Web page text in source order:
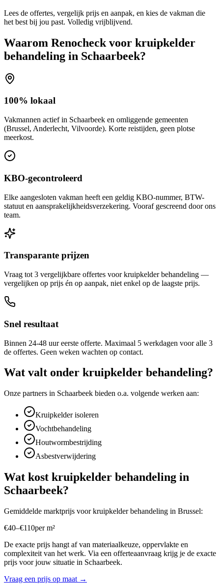
Lees de offertes, vergelijk prijs en aanpak, en kies de vakman die
het best bij jou past. Volledig vrijblijvend.
Waarom Renocheck voor kruipkelder
behandeling in Schaarbeek?
100% lokaal
Vakmannen actief in Schaarbeek en omliggende gemeenten
(Brussel, Anderlecht, Vilvoorde). Korte reistijden, geen plotse
meerkost.
KBO-gecontroleerd
Elke aangesloten vakman heeft een geldig KBO-nummer, BTW-
statuut en aansprakelijkheidsverzekering. Vooraf gescreend door ons
team.
Transparante prijzen
Vraag tot 3 vergelijkbare offertes voor kruipkelder behandeling —
vergelijken op prijs én op aanpak, niet enkel op de laagste prijs.
Snel resultaat
Binnen 24-48 uur eerste offerte. Maximaal 5 werkdagen voor alle 3
de offertes. Geen weken wachten op contact.
Wat valt onder kruipkelder behandeling?
Onze partners in Schaarbeek bieden o.a. volgende werken aan:
Kruipkelder isoleren
Vochtbehandeling
Houtwormbestrijding
Asbestverwijdering
Wat kost kruipkelder behandeling in
Schaarbeek?
Gemiddelde marktprijs voorkruipkelder behandeling in Brussel:
€40–€110perm²
De exacte prijs hangt af van materiaalkeuze, oppervlakte en
complexiteit van het werk. Via een offerteaanvraag krijg je de exacte
prijs voor jouw situatie in Schaarbeek.
Vraag een prijs op maat →